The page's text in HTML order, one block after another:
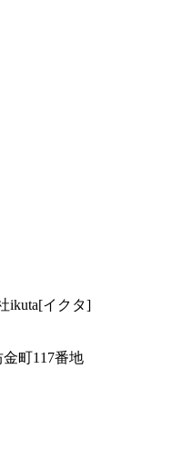
金町117番地